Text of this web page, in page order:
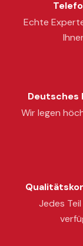
Echte
Deutsches
Wir legen
Jedes